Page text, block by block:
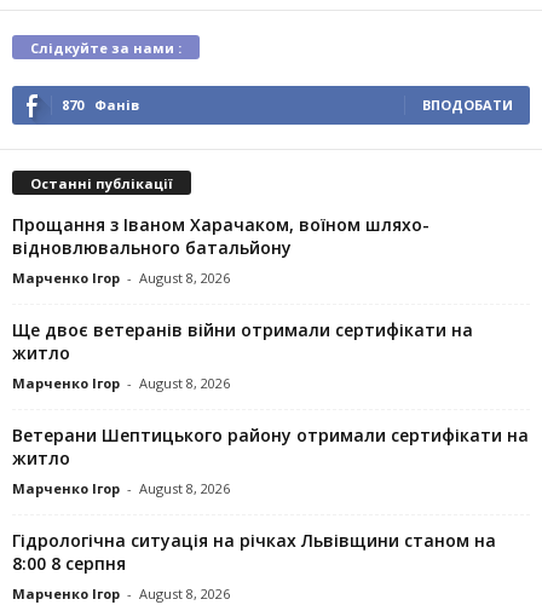
Слідкуйте за нами :
870 Фанів ВПОДОБАТИ
Останні публікації
Прощання з Іваном Харачаком, воїном шляхо-
відновлювального батальйону
Марченко Ігор - August 8, 2026
Ще двоє ветеранів війни отримали сертифікати на
житло
Марченко Ігор - August 8, 2026
Ветерани Шептицького району отримали сертифікати на
житло
Марченко Ігор - August 8, 2026
Гідрологічна ситуація на річках Львівщини станом на
8:00 8 серпня
Марченко Ігор - August 8, 2026